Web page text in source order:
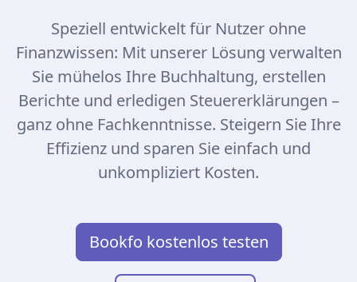
Speziell entwickelt für Nutzer ohne
Finanzwissen: Mit unserer Lösung verwalten
Sie mühelos Ihre Buchhaltung, erstellen
Berichte und erledigen Steuererklärungen –
ganz ohne Fachkenntnisse. Steigern Sie Ihre
Effizienz und sparen Sie einfach und
unkompliziert Kosten.
Bookfo kostenlos testen